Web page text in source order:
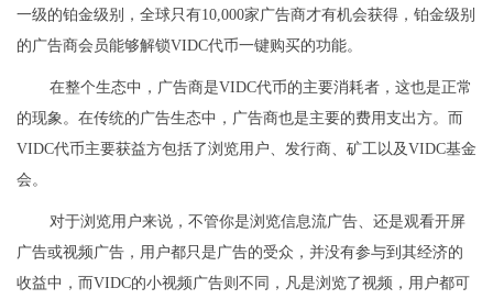
一级的铂金级别，全球只有10,000家广告商才有机会获得，铂金级别
的广告商会员能够解锁VIDC代币一键购买的功能。
在整个生态中，广告商是VIDC代币的主要消耗者，这也是正常
的现象。在传统的广告生态中，广告商也是主要的费用支出方。而
VIDC代币主要获益方包括了浏览用户、发行商、矿工以及VIDC基金
会。
对于浏览用户来说，不管你是浏览信息流广告、还是观看开屏
广告或视频广告，用户都只是广告的受众，并没有参与到其经济的
收益中，而VIDC的小视频广告则不同，凡是浏览了视频，用户都可